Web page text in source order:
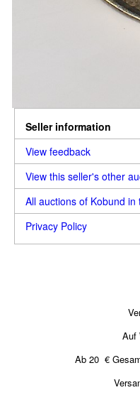
Seller information
View feedback
View this seller's other
All auctions of Kobund in
Privacy Policy
Auf
Ab 20 €